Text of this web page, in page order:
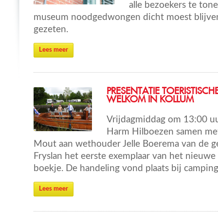
alle bezoekers te
museum noodgedwongen dicht moest
gezeten.
Lees meer
PRESENTATIE
WELKOM IN KOLLUM
Vrijdagmiddag om 13:00
Harm Hilboezen samen
Mout aan wethouder Jelle Boerema van de
Fryslan het eerste exemplaar van het nieuwe
boekje. De handeling vond plaats bij
Lees meer